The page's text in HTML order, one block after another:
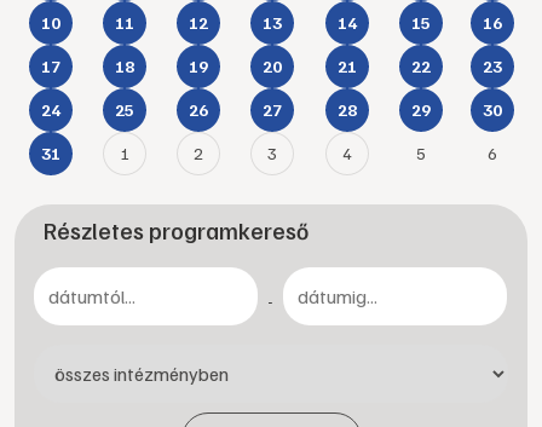
10 11 12 13 14 15 16
17 18 19 20 21 22 23
24 25 26 27 28 29 30
31 1 2 3 4 5 6
Részletes programkereső
-